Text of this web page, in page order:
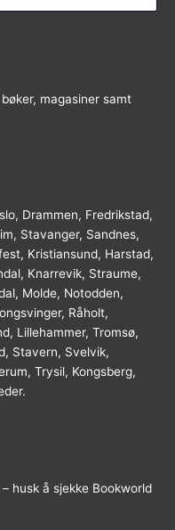
magasiner samt
Drammen, Fredrikstad,
Stavanger, Sandnes,
Kristiansund, Harstad,
Knarrevik, Straume,
Molde, Notodden,
Råholt,
Lillehammer, Tromsø,
Stavern, Svelvik,
Trysil, Kongsberg,
husk å sjekke Bookworld